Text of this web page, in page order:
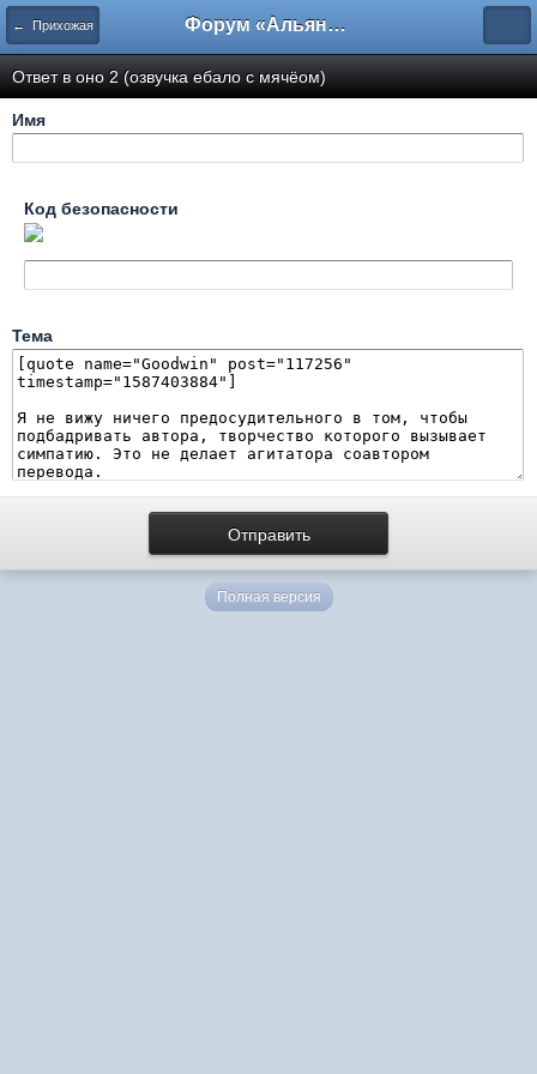
← Прихожая Форум «Альянса вольных переводчиков»
Ответ в оно 2 (озвучка ебало с мячёом)
Имя
Код безопасности
Тема
Полная версия